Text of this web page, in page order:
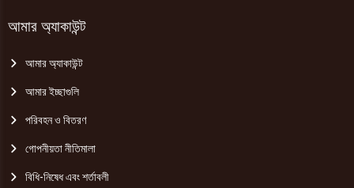
আমার অ্যাকাউন্ট
আমার অ্যাকাউন্ট
আমার ইচ্ছাগুলি
পরিবহন ও বিতরণ
গোপনীয়তা নীতিমালা
বিধি-নিষেধ এবং শর্তাবলী